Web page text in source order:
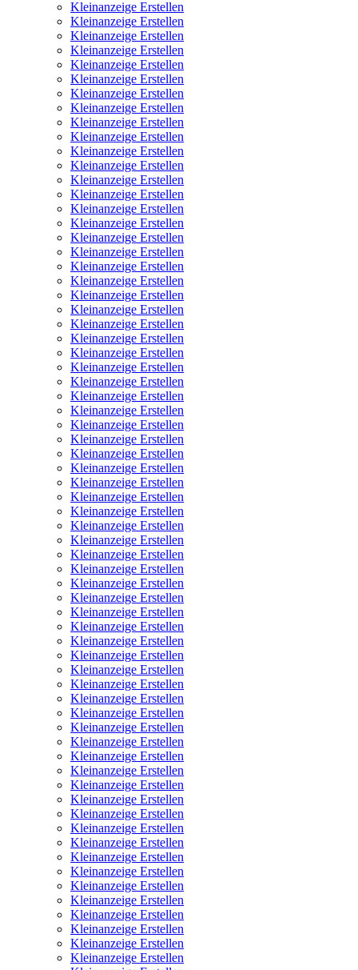
Kleinanzeige Erstellen
Kleinanzeige Erstellen
Kleinanzeige Erstellen
Kleinanzeige Erstellen
Kleinanzeige Erstellen
Kleinanzeige Erstellen
Kleinanzeige Erstellen
Kleinanzeige Erstellen
Kleinanzeige Erstellen
Kleinanzeige Erstellen
Kleinanzeige Erstellen
Kleinanzeige Erstellen
Kleinanzeige Erstellen
Kleinanzeige Erstellen
Kleinanzeige Erstellen
Kleinanzeige Erstellen
Kleinanzeige Erstellen
Kleinanzeige Erstellen
Kleinanzeige Erstellen
Kleinanzeige Erstellen
Kleinanzeige Erstellen
Kleinanzeige Erstellen
Kleinanzeige Erstellen
Kleinanzeige Erstellen
Kleinanzeige Erstellen
Kleinanzeige Erstellen
Kleinanzeige Erstellen
Kleinanzeige Erstellen
Kleinanzeige Erstellen
Kleinanzeige Erstellen
Kleinanzeige Erstellen
Kleinanzeige Erstellen
Kleinanzeige Erstellen
Kleinanzeige Erstellen
Kleinanzeige Erstellen
Kleinanzeige Erstellen
Kleinanzeige Erstellen
Kleinanzeige Erstellen
Kleinanzeige Erstellen
Kleinanzeige Erstellen
Kleinanzeige Erstellen
Kleinanzeige Erstellen
Kleinanzeige Erstellen
Kleinanzeige Erstellen
Kleinanzeige Erstellen
Kleinanzeige Erstellen
Kleinanzeige Erstellen
Kleinanzeige Erstellen
Kleinanzeige Erstellen
Kleinanzeige Erstellen
Kleinanzeige Erstellen
Kleinanzeige Erstellen
Kleinanzeige Erstellen
Kleinanzeige Erstellen
Kleinanzeige Erstellen
Kleinanzeige Erstellen
Kleinanzeige Erstellen
Kleinanzeige Erstellen
Kleinanzeige Erstellen
Kleinanzeige Erstellen
Kleinanzeige Erstellen
Kleinanzeige Erstellen
Kleinanzeige Erstellen
Kleinanzeige Erstellen
Kleinanzeige Erstellen
Kleinanzeige Erstellen
Kleinanzeige Erstellen